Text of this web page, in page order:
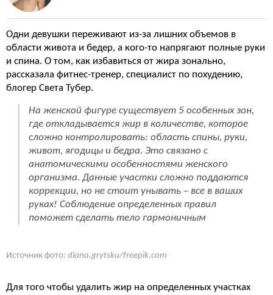
Одни девушки переживают из-за лишних объемов в
области живота и бедер, а кого-то напрягают полные руки
и спина. О том, как избавиться от жира зонально,
рассказала фитнес-тренер, специалист по похудению,
блогер Света Тубер.
На женской фигуре существует 5 особенных зон,
где откладывается жир в количестве, которое
сложно контролировать: область спины, руки,
живот, ягодицы и бедра. Это связано с
анатомическими особенностями женского
организма. Данные участки сложно поддаются
коррекции, но не стоит унывать – все в ваших
руках! Соблюдение определенных правил
поможет сделать тело гармоничным
Источник фото: diana.grytsku/freepik.com
Для того чтобы удалить жир на определенных участках